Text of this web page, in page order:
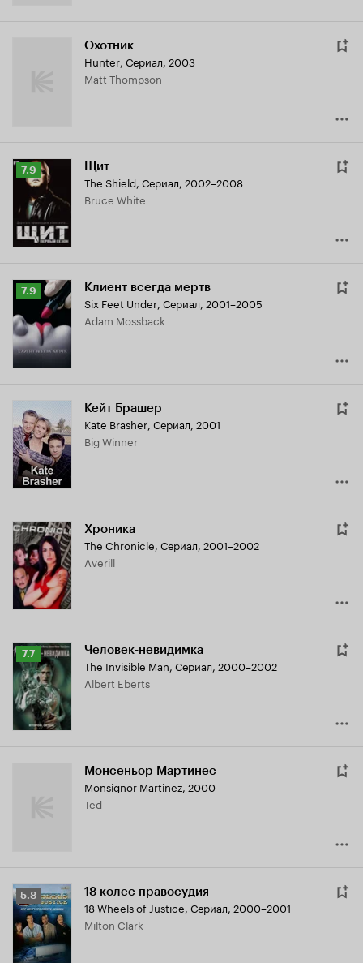
Охотник
Hunter, Сериал, 2003
Matt Thompson
Рейтинг
Кинопоиска
7.9
7.9 Щит
The Shield, Сериал, 2002–2008
Bruce White
Рейтинг
Кинопоиска
7.9
7.9 Клиент всегда мертв
Six Feet Under, Сериал, 2001–2005
Adam Mossback
Кейт Брашер
Kate Brasher, Сериал, 2001
Big Winner
Хроника
The Chronicle, Сериал, 2001–2002
Averill
Рейтинг
Кинопоиска
7.7
7.7 Человек-невидимка
The Invisible Man, Сериал, 2000–2002
Albert Eberts
Монсеньор Мартинес
Monsignor Martinez, 2000
Ted
Рейтинг
Кинопоиска
5.8
5.8 18 колес правосудия
18 Wheels of Justice, Сериал, 2000–2001
Milton Clark